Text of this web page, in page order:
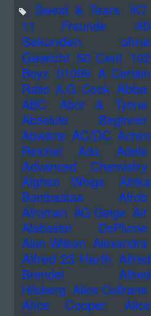
Sweat & Tears
!K7
11 Freunde
40
Sekunden ohne
Gewicht 50 Cent 102
Boyz 01099 A Certain
Ratio A.G. Cook Abba
ABC
Abor & Tynna
Absolute Beginner
Abwärts AC/DC Achim
Reichel
Ada Adele
Advanced Chemistry
Afghan Whigs
Afrika
Bambaataa
Afrob
Afroman AG Geige Air
Alabaster DePlume
Alan Wilson Alexandra
Alfred 23 Harth Alfred
Brendel
Alfred
Hilsberg Alice Coltrane
Alice Cooper
Alice